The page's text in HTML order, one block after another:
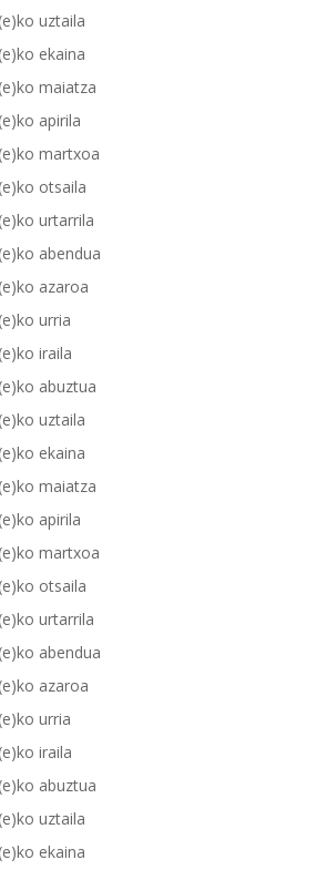
uztaila
ekaina
maiatza
apirila
martxoa
otsaila
urtarrila
abendua
azaroa
urria
iraila
abuztua
uztaila
ekaina
maiatza
apirila
martxoa
otsaila
urtarrila
abendua
azaroa
urria
iraila
abuztua
uztaila
ekaina